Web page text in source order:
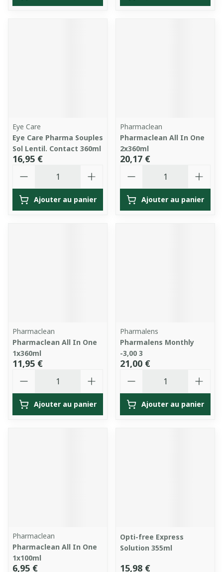
Eye Care
Eye Care Pharma Souples
Sol Lentil. Contact 360ml
16,95 €
Ajouter au panier
Pharmaclean
Pharmaclean All In One
2x360ml
20,17 €
Ajouter au panier
Pharmaclean
Pharmaclean All In One
1x360ml
11,95 €
Ajouter au panier
Pharmalens
Pharmalens Monthly
-3,00 3
21,00 €
Ajouter au panier
Pharmaclean
Pharmaclean All In One
1x100ml
6,95 €
Opti-free Express
Solution 355ml
15,98 €